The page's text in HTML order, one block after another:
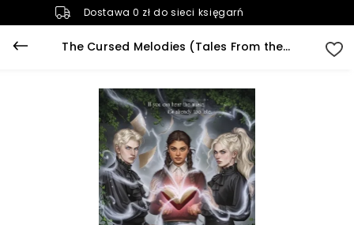
Dostawa 0 zł do sieci księgarń
The Cursed Melodies (Tales From the Shadow Library Book 1)